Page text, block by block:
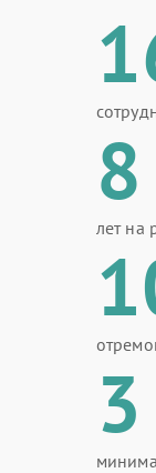
8
лет на
3